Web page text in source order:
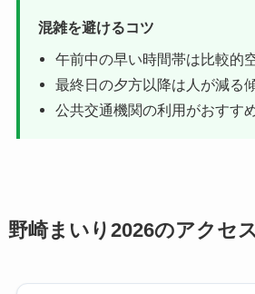
混雑を避けるコツ
午前中の早い時間帯は比較的
最終日の夕方以降は人が減る
公共交通機関の利用がおすす
野崎まいり2026のアクセ